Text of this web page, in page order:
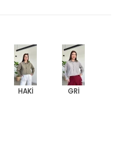
HAKİ GRİ